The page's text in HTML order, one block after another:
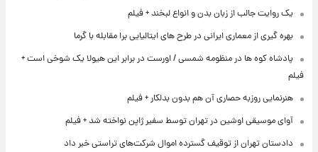
یک روایت جالب از زبان بدن و انواع لبخند + فیلم
بهره گیری از معماری ایرانی در طرح های ایتالیایی برا مقابله با گرما
پادشاه کوه ها در منظومه شمسی / اورست در برابر این هیولا یک شوخی است +
فیلم
هنرنمایی روزبه حصاری آن هم بدون بدلکار + فیلم
آوای موسیقی اوشین در تهران توسط سفیر ژاپن نواخته شد + فیلم
دادستان تهران از توقیف گسترده اموال شرکت‌های تراستی خبر داد